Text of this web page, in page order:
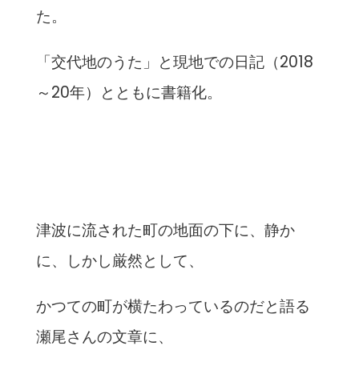
た。
「交代地のうた」と現地での日記（2018
～20年）とともに書籍化。
津波に流された町の地面の下に、静か
に、しかし厳然として、
かつての町が横たわっているのだと語る
瀬尾さんの文章に、